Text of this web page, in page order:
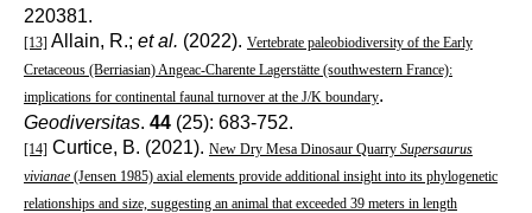
220381.
[13] Allain, R.; et al. (2022). Vertebrate paleobiodiversity of the Early
Cretaceous (Berriasian) Angeac-Charente Lagerstätte (southwestern France):
implications for continental faunal turnover at the J/K boundary.
Geodiversitas. 44 (25): 683-752.
[14] Curtice, B. (2021). New Dry Mesa Dinosaur Quarry Supersaurus
vivianae (Jensen 1985) axial elements provide additional insight into its phylogenetic
relationships and size, suggesting an animal that exceeded 39 meters in length